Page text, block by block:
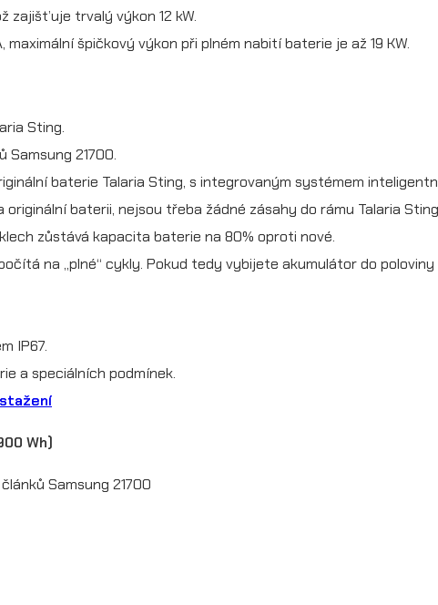
)
zajišťuje trvalý výkon 12 kW.
špičkový výkon při plném nabití baterie je až 19 KW.
Sting.
21700.
baterie Talaria Sting, s integrovaným systémem
baterii, nejsou třeba žádné zásahy do rámu Talaria
zůstává kapacita baterie na 80% oproti nové.
na „plné“ cykly. Pokud tedy vybijete akumulátor do
IP67.
a speciálních podmínek.
Wh)
Samsung 21700